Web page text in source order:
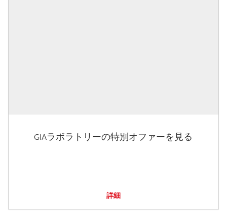
GIAラボラトリーの特別オファーを見る
詳細